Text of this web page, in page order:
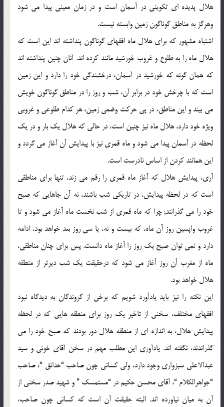
هلال پديده اي تكويني در آسمان است و در زمان معيني پيدا مي شود
وهرگز به مناطق گوناگون زمين وابسته نيست.
اشتباه مشهور كه براي هلال ماه افقهاي گوناگون پنداشته اند اين است كه
هلال ماه را به طلوع و غروب خورشيد مانند كرده اند. آنان چنين پنداشته اند
كه همان گونه كه خورشيد در آسمان، درخشندگي خود را دارد و اين زمين
است كه با چرخش خود در برابر آن، شب و روز را در مناطق گوناگون خويش
مي بيند و اين مناطق، در پي حركت وضعي زمين، هر كدام طلوعي و غروبي
ويژه خود دارد، هلال ماه نيز چنين است، در حالي كه هلال يك بار و در يك
لحظه در آسمان پيدا مي شود و ماه قمري نيز با پيدايش آن آغاز مي گردد و
اين همانند كردن از اساس نادرست است.
آري، پيدايش هلال كه آغاز ماه قمري را رقم مي زند، تنها براي مناطقي
است كه در لحظه پيدايش، در تاريكي شب باشند، نه آن جاهايي كه صبح
خود را مي گذرانند; چرا كه ماه قمري از شب نخست ماه آغاز مي شود و تا
غروب واپسين روز آن ماه، كه بيست و نه، يا سي روز بعد خواهد بود، ادامه
دارد و نمي توان صبح يك روز را آغاز ماه دانست. پس براي چنان مناطقي،
ماه از مغرب آن روز آغاز مي شود كه درحقيقت يك شب ديرتر از منطقه
هلال خواهد بود.
اين نكته را نيز بايد يادآورد شويم كه برخي از گروندگان به ديدگاه نبود
افقهاي مختلف، سخني از تاخير يك روز براي منطقه هايي كه در لحظه
پيدايش هلال، به اندازه اي از منطقه هلال دور بودند كه صبح خود را مي
گذراندند، نگفته اند. يادآوري اين مطلب مهم در سخن آقاي خوئي و سيد
عبدالاعلي سبزواري وجود دارد، ولي كساني چون صاحب “حدائق “، صاحب
“جواهرالكلام “، آقاي محسن حكيم در “مستمسك ” و شهيد صدر سخني از
آن به ميان نياورده اند. البته حقيقت آن است كه كساني چون صاحب،